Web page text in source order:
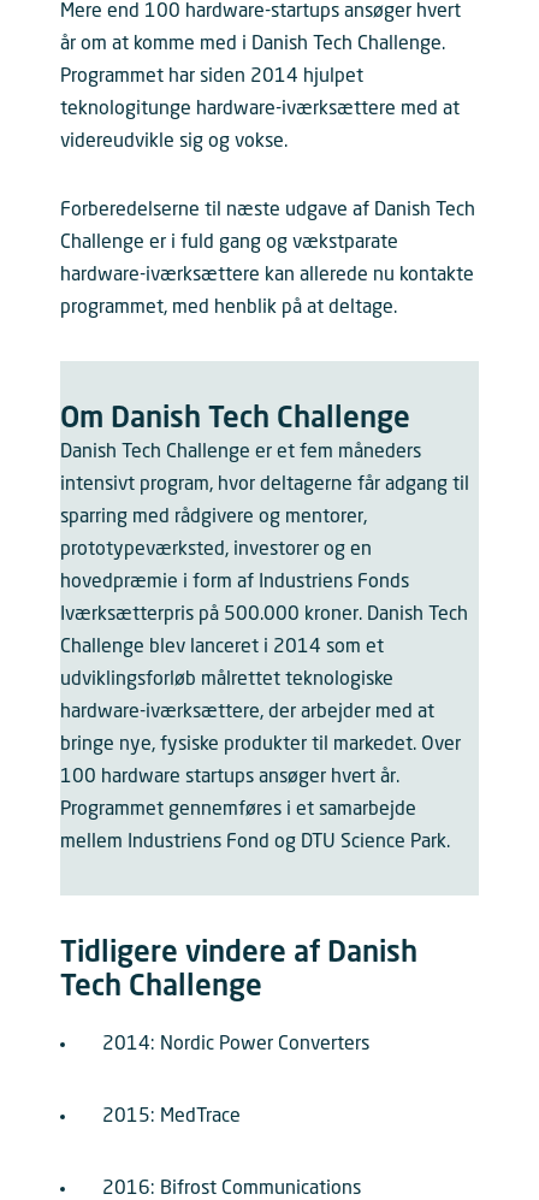
Mere end 100 hardware-startups ansøger hvert
år om at komme med i Danish Tech Challenge.
Programmet har siden 2014 hjulpet
teknologitunge hardware-iværksættere med at
videreudvikle sig og vokse.
Forberedelserne til næste udgave af Danish Tech
Challenge er i fuld gang og vækstparate
hardware-iværksættere kan allerede nu kontakte
programmet, med henblik på at deltage.
Om Danish Tech Challenge
Danish Tech Challenge er et fem måneders
intensivt program, hvor deltagerne får adgang til
sparring med rådgivere og mentorer,
prototypeværksted, investorer og en
hovedpræmie i form af Industriens Fonds
Iværksætterpris på 500.000 kroner. Danish Tech
Challenge blev lanceret i 2014 som et
udviklingsforløb målrettet teknologiske
hardware-iværksættere, der arbejder med at
bringe nye, fysiske produkter til markedet. Over
100 hardware startups ansøger hvert år.
Programmet gennemføres i et samarbejde
mellem Industriens Fond og DTU Science Park.
Tidligere vindere af Danish
Tech Challenge
2014: Nordic Power Converters
2015: MedTrace
2016: Bifrost Communications